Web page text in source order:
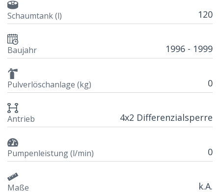
Schaumtank (l) 120
Baujahr 1996 - 1999
Pulverlöschanlage (kg) 0
Antrieb 4x2 Differenzialsperre
Pumpenleistung (l/min) 0
Maße k.A.